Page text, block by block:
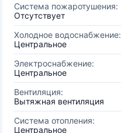
Система пожаротушения:
Отсутствует
Холодное водоснабжение:
Центральное
Электроснабжение:
Центральное
Вентиляция:
Вытяжная вентиляция
Система отопления:
Центральное